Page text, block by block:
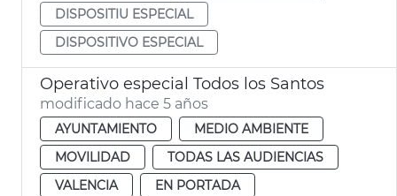
DISPOSITIU ESPECIAL
DISPOSITIVO ESPECIAL
Operativo especial Todos los Santos
modificado hace 5 años
AYUNTAMIENTO
MEDIO AMBIENTE
MOVILIDAD
TODAS LAS AUDIENCIAS
VALENCIA
EN PORTADA